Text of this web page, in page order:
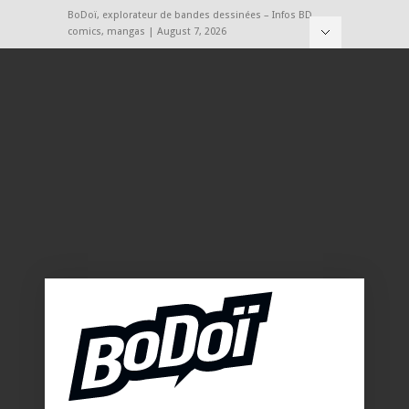
BoDoï, explorateur de bandes dessinées – Infos BD,
comics, mangas | August 7, 2026